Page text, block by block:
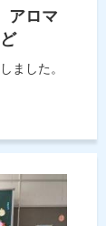
ロマ
ました。